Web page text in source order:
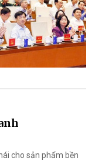
cho sản phẩm bền